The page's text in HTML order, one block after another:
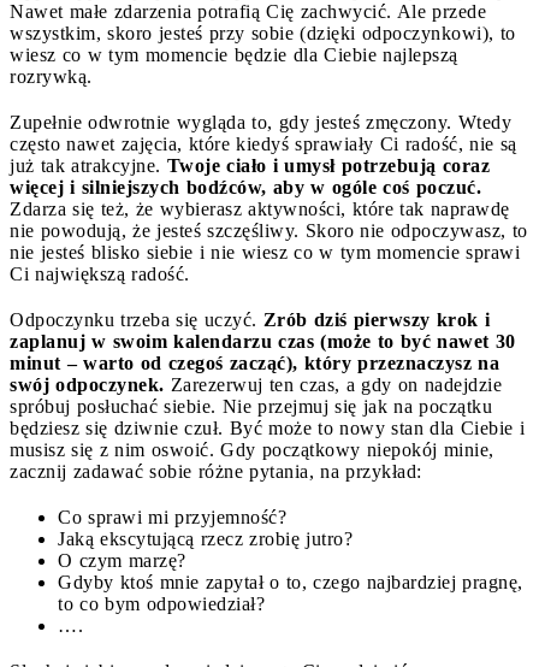
Nawet małe zdarzenia potrafią Cię zachwycić. Ale przede
wszystkim, skoro jesteś przy sobie (dzięki odpoczynkowi), to
wiesz co w tym momencie będzie dla Ciebie najlepszą
rozrywką.
Zupełnie odwrotnie wygląda to, gdy jesteś zmęczony. Wtedy
często nawet zajęcia, które kiedyś sprawiały Ci radość, nie są
już tak atrakcyjne. Twoje ciało i umysł potrzebują coraz
więcej i silniejszych bodźców, aby w ogóle coś poczuć.
Zdarza się też, że wybierasz aktywności, które tak naprawdę
nie powodują, że jesteś szczęśliwy. Skoro nie odpoczywasz, to
nie jesteś blisko siebie i nie wiesz co w tym momencie sprawi
Ci największą radość.
Odpoczynku trzeba się uczyć. Zrób dziś pierwszy krok i
zaplanuj w swoim kalendarzu czas (może to być nawet 30
minut – warto od czegoś zacząć), który przeznaczysz na
swój odpoczynek. Zarezerwuj ten czas, a gdy on nadejdzie
spróbuj posłuchać siebie. Nie przejmuj się jak na początku
będziesz się dziwnie czuł. Być może to nowy stan dla Ciebie i
musisz się z nim oswoić. Gdy początkowy niepokój minie,
zacznij zadawać sobie różne pytania, na przykład:
Co sprawi mi przyjemność?
Jaką ekscytującą rzecz zrobię jutro?
O czym marzę?
Gdyby ktoś mnie zapytał o to, czego najbardziej pragnę,
to co bym odpowiedział?
….